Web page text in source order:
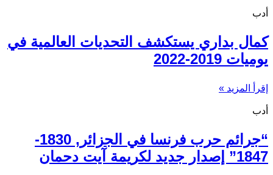
أدب
كمال بداري يستكشف التحديات العالمية في
يوميات 2019-2022
إقرأ المزيد »
أدب
“جرائم حرب فرنسا في الجزائر, 1830-
1847” إصدار جديد لكريمة آيت دحمان